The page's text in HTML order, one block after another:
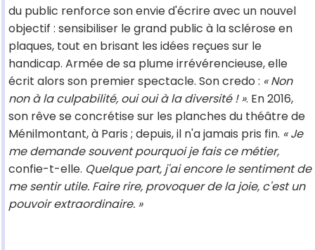
du public renforce son envie d'écrire avec un nouvel
objectif : sensibiliser le grand public à la sclérose en
plaques, tout en brisant les idées reçues sur le
handicap. Armée de sa plume irrévérencieuse, elle
écrit alors son premier spectacle. Son credo : « Non
non à la culpabilité, oui oui à la diversité ! ». En 2016,
son rêve se concrétise sur les planches du théâtre de
Ménilmontant, à Paris ; depuis, il n'a jamais pris fin. « Je
me demande souvent pourquoi je fais ce métier,
confie-t-elle. Quelque part, j'ai encore le sentiment de
me sentir utile. Faire rire, provoquer de la joie, c'est un
pouvoir extraordinaire. »